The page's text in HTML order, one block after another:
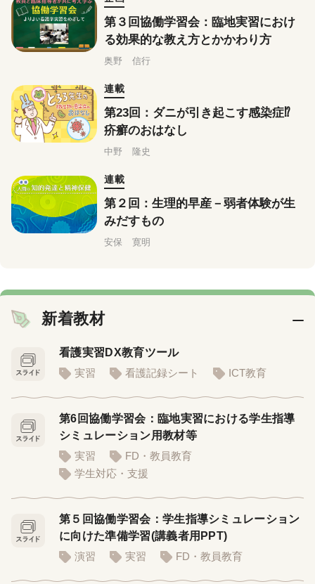
第３回協働学習会：臨地実習におけ
る効果的な教え方とかかわり方
奥野 信行
連載
第23回：ダニが引き起こす感染症⁉
疥癬のおはなし
中野 隆史
連載
第２回：生理的早産－弱者体験が生
みだすもの
安保 寛明
新着教材
看護実習DX教育ツール
実習
看護記録シート ICT教育
第6回協働学習会：臨地実習における学生指導
シミュレーション用教材等
実習
FD・教員教育
学生対応・支援
第５回協働学習会：学生指導シミュレーション
に向けた準備学習(講義者用PPT)
演習
実習 FD・教員教育